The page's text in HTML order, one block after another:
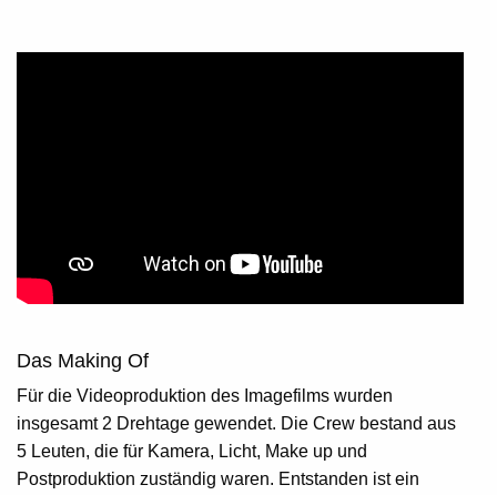
Das Making Of
Für die Videoproduktion des Imagefilms wurden
insgesamt 2 Drehtage gewendet. Die Crew bestand aus
5 Leuten, die für Kamera, Licht, Make up und
Postproduktion zuständig waren. Entstanden ist ein